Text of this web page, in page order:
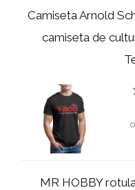
Camiseta Arnold
camiseta de
MR HOBBY